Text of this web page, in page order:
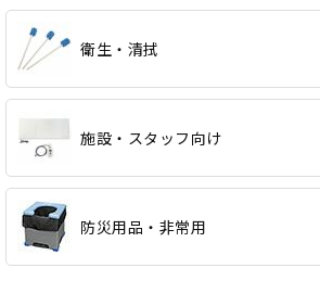
衛生・清拭
施設・スタッフ向け
防災用品・非常用